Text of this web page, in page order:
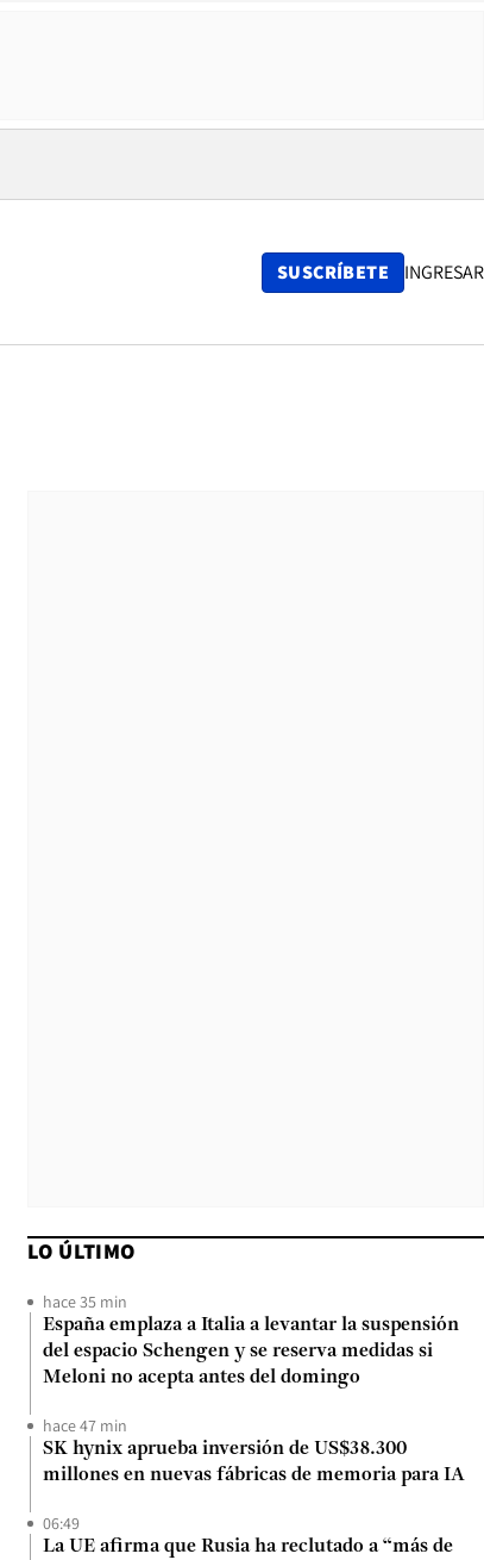
SUSCRÍBETE INGRESAR
LO ÚLTIMO
hace 35 min
España emplaza a Italia a levantar la suspensión
del espacio Schengen y se reserva medidas si
Meloni no acepta antes del domingo
hace 47 min
SK hynix aprueba inversión de US$38.300
millones en nuevas fábricas de memoria para IA
06:49
La UE afirma que Rusia ha reclutado a “más de